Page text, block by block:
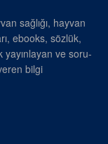
sağlığı, hayvan
ebooks, sözlük,
yayınlayan ve soru-
bilgi